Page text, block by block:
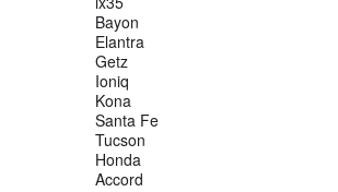
Bayon
Elantra
Getz
Ioniq
Kona
Santa Fe
Tucson
Honda
Accord